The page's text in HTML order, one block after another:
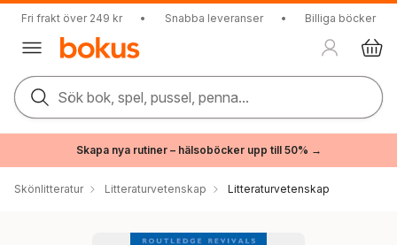
Fri frakt över 249 kr • Snabba leveranser • Billiga böcker
Sök bok, spel, pussel, penna...
Skapa nya rutiner – hälsoböcker upp till 50% →
Skönlitteratur Litteraturvetenskap Litteraturvetenskap